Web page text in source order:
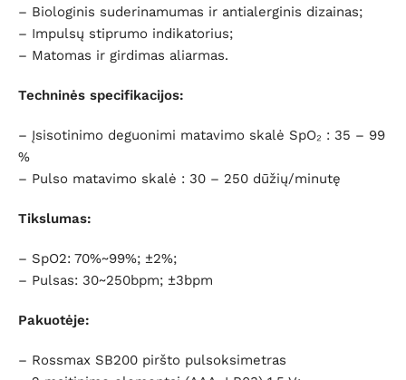
– Biologinis suderinamumas ir antialerginis dizainas;
– Impulsų stiprumo indikatorius;
– Matomas ir girdimas aliarmas.
Techninės specifikacijos:
– Įsisotinimo deguonimi matavimo skalė SpO₂ : 35 – 99
%
– Pulso matavimo skalė : 30 – 250 dūžių/minutę
Tikslumas:
– SpO2: 70%~99%; ±2%;
– Pulsas: 30~250bpm; ±3bpm
Pakuotėje:
– Rossmax SB200 piršto pulsoksimetras